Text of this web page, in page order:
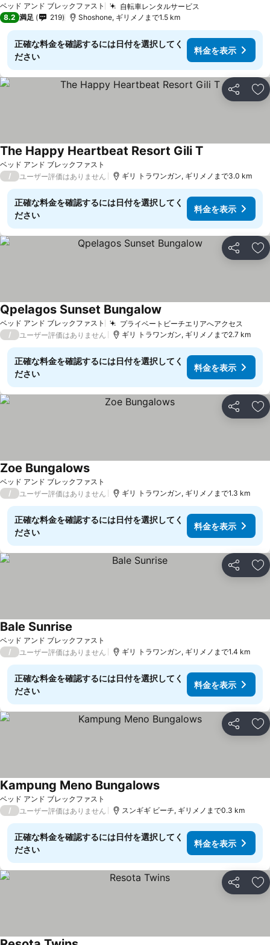
ベッド アンド ブレックファスト 自転車レンタルサービス
8.2 満足 219 Shoshone, ギリメノまで1.5 km
正確な料金を確認するには日付を選択してく
ださい
料金を表示
シェア お
ベッド アンド ブレックファスト
The Happy Heartbeat Resort Gili T
/ ユーザー評価はありません ギリ トラワンガン, ギリメノまで3.0 km
正確な料金を確認するには日付を選択してく
ださい
料金を表示
シェア お
ベッド アンド ブレックファスト プライベートビーチエリアへアクセス
Qpelagos Sunset Bungalow
/ ユーザー評価はありません ギリ トラワンガン, ギリメノまで2.7 km
正確な料金を確認するには日付を選択してく
ださい
料金を表示
シェア お
ベッド アンド ブレックファスト
Zoe Bungalows料金を表示
/ ユーザー評価はありません ギリ トラワンガン, ギリメノまで1.3 km
正確な料金を確認するには日付を選択してく
ださい
料金を表示
シェア お
ベッド アンド ブレックファスト
Bale Sunrise
/ ユーザー評価はありません ギリ トラワンガン, ギリメノまで1.4 km
正確な料金を確認するには日付を選択してく
ださい
料金を表示
シェア お
ベッド アンド ブレックファスト
Kampung Meno Bungalows料金を表示
/ ユーザー評価はありません スンギギ ビーチ, ギリメノまで0.3 km
正確な料金を確認するには日付を選択してく
ださい
料金を表示
シェア お